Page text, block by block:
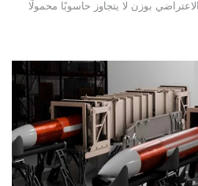
شركة كندية تطور صاروخ CM-70 الاعتراضي بوزن لا يتجاوز حاسوبًا محمولًا